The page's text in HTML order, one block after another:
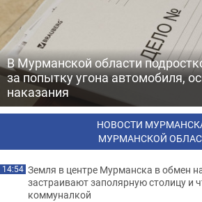
В Мурманской области
за попытку угона автомобиля,
наказания
НОВОСТИ
МУРМАНСКОЙ
14:54 Земля в центре Мурманска в обмен
застраивают заполярную столицу и
коммуналкой